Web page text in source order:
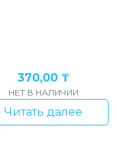
370,00 ₸
НЕТ В НАЛИЧИИ
Читать далее